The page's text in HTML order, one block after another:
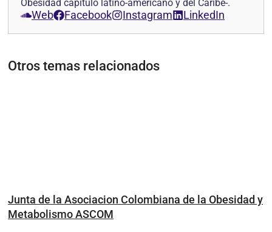
Obesidad capítulo latino-americano y del Caribe-.
Web Facebook Instagram LinkedIn
Otros temas relacionados
Junta de la Asociacion Colombiana de la Obesidad y
Metabolismo ASCOM